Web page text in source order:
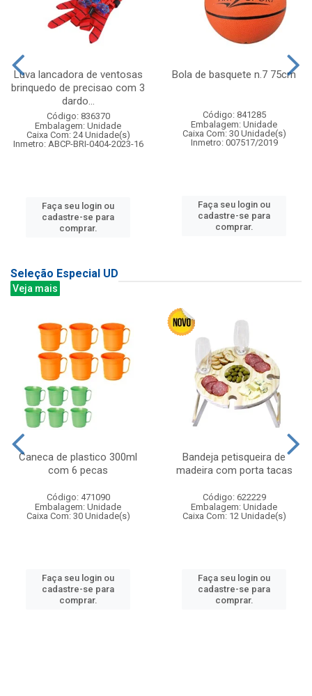
Luva lancadora de ventosas
brinquedo de precisao com 3
dardo...
Código: 836370
Embalagem: Unidade
Caixa Com: 24 Unidade(s)
Inmetro: ABCP-BRI-0404-2023-16
Faça seu login ou
cadastre-se para
comprar.
Bola de basquete n.7 75cm
Código: 841285
Embalagem: Unidade
Caixa Com: 30 Unidade(s)
Inmetro: 007517/2019
Faça seu login ou
cadastre-se para
comprar.
Seleção Especial UD
Veja mais
Caneca de plastico 300ml
com 6 pecas
Código: 471090
Embalagem: Unidade
Caixa Com: 30 Unidade(s)
Faça seu login ou
cadastre-se para
comprar.
Bandeja petisqueira de
madeira com porta tacas
Código: 622229
Embalagem: Unidade
Caixa Com: 12 Unidade(s)
Faça seu login ou
cadastre-se para
comprar.